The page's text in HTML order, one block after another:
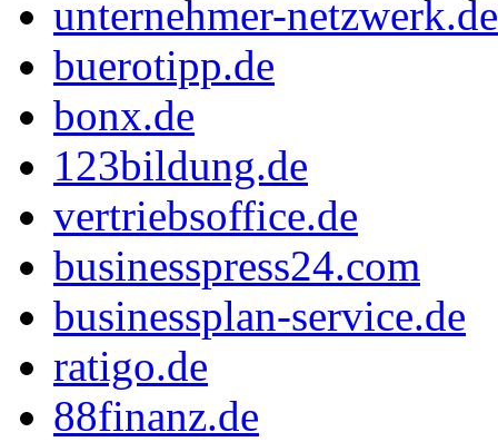
unternehmer-netzwerk.de
buerotipp.de
bonx.de
123bildung.de
vertriebsoffice.de
businesspress24.com
businessplan-service.de
ratigo.de
88finanz.de